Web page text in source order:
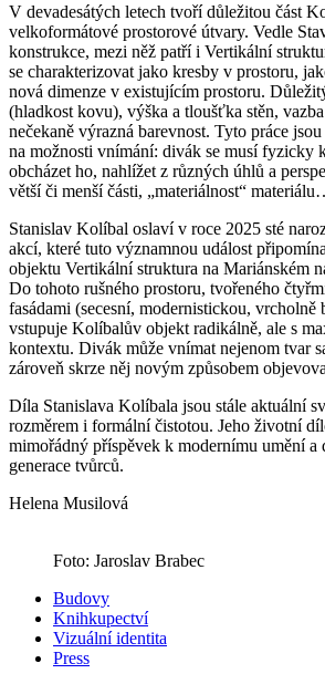
V devadesátých letech tvoří důležitou část
velkoformátové prostorové útvary. Vedle
konstrukce, mezi něž patří i Vertikální
se charakterizovat jako kresby v prostoru,
nová dimenze v existujícím prostoru.
(hladkost kovu), výška a tloušťka stěn,
nečekaně výrazná barevnost. Tyto práce
na možnosti vnímání: divák se musí fyzicky
obcházet ho, nahlížet z různých úhlů a
větší či menší části, „materiálnost“
Stanislav Kolíbal oslaví v roce 2025 sté
akcí, které tuto významnou událost
objektu Vertikální struktura na Mariánském
Do tohoto rušného prostoru, tvořeného
fasádami (secesní, modernistickou, vrcholně
vstupuje Kolíbalův objekt radikálně, ale s
kontextu. Divák může vnímat nejenom tvar
zároveň skrze něj novým způsobem
Díla Stanislava Kolíbala jsou stále aktuální
rozměrem i formální čistotou. Jeho životní
mimořádný příspěvek k modernímu umění a
generace tvůrců.
Helena Musilová
Foto: Jaroslav Brabec
Budovy
Knihkupectví
Vizuální identita
Press